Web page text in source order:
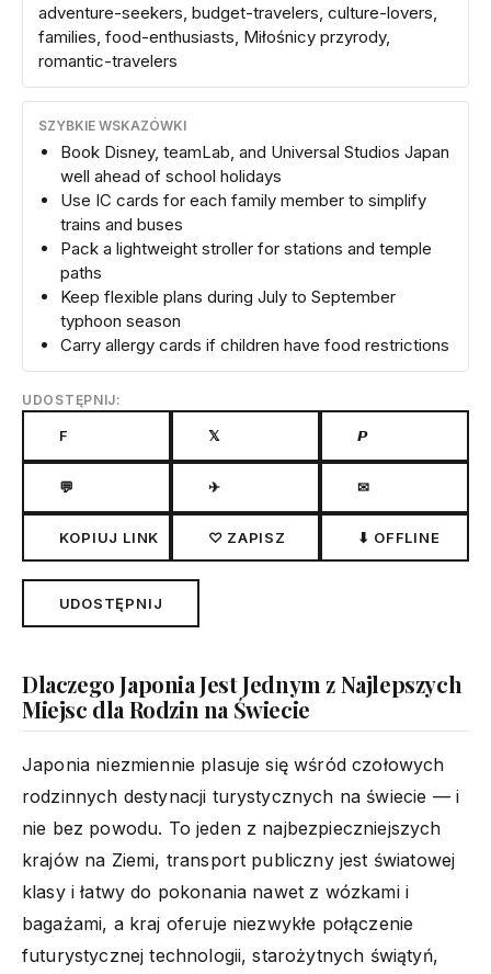
adventure-seekers, budget-travelers, culture-lovers,
families, food-enthusiasts, Miłośnicy przyrody,
romantic-travelers
SZYBKIE WSKAZÓWKI
Book Disney, teamLab, and Universal Studios Japan
well ahead of school holidays
Use IC cards for each family member to simplify
trains and buses
Pack a lightweight stroller for stations and temple
paths
Keep flexible plans during July to September
typhoon season
Carry allergy cards if children have food restrictions
UDOSTĘPNIJ:
F 𝕏 𝙋
💬 ✈ ✉
KOPIUJ LINK ♡ ZAPISZ ⬇ OFFLINE
UDOSTĘPNIJ
Dlaczego Japonia Jest Jednym z Najlepszych
Miejsc dla Rodzin na Świecie
Japonia niezmiennie plasuje się wśród czołowych
rodzinnych destynacji turystycznych na świecie — i
nie bez powodu. To jeden z najbezpieczniejszych
krajów na Ziemi, transport publiczny jest światowej
klasy i łatwy do pokonania nawet z wózkami i
bagażami, a kraj oferuje niezwykłe połączenie
futurystycznej technologii, starożytnych świątyń,